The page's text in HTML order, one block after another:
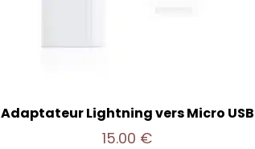
Adaptateur Lightning vers Micro USB
15.00 €